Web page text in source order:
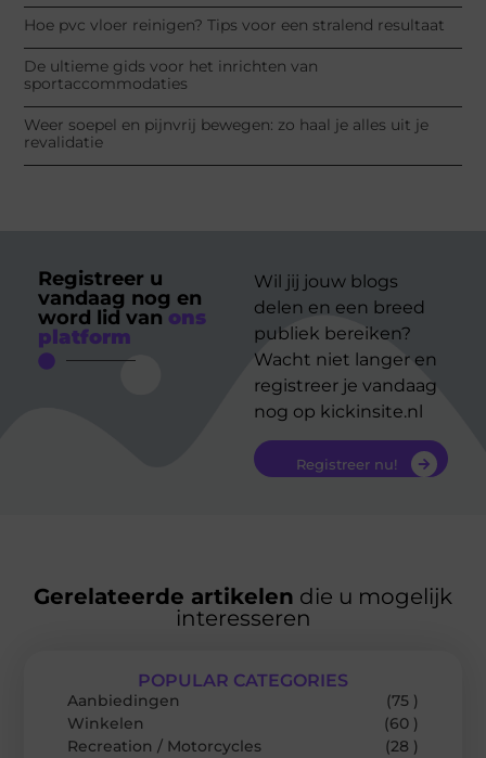
Hoe pvc vloer reinigen? Tips voor een stralend resultaat
De ultieme gids voor het inrichten van
sportaccommodaties
Weer soepel en pijnvrij bewegen: zo haal je alles uit je
revalidatie
Registreer u
vandaag nog en
word lid van ons
platform
Wil jij jouw blogs
delen en een breed
publiek bereiken?
Wacht niet langer en
registreer je vandaag
nog op kickinsite.nl
Registreer nu!
Gerelateerde artikelen die u mogelijk
interesseren
POPULAR CATEGORIES
Aanbiedingen
(75 )
Winkelen
(60 )
Recreation / Motorcycles
(28 )